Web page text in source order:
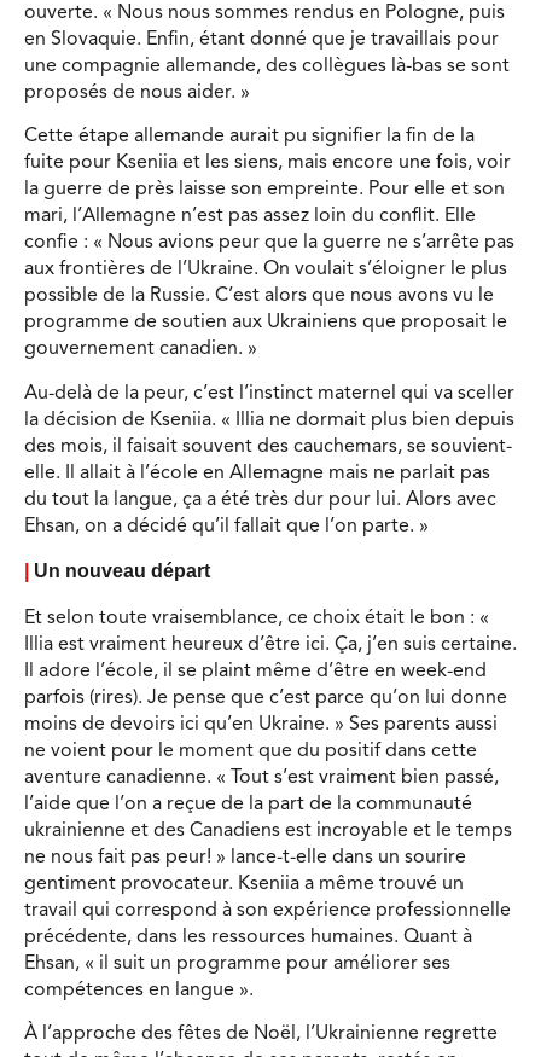
ouverte. « Nous nous sommes rendus en Pologne, puis
en Slovaquie. Enfin, étant donné que je travaillais pour
une compagnie allemande, des collègues là-bas se sont
proposés de nous aider. »
Cette étape allemande aurait pu signifier la fin de la
fuite pour Kseniia et les siens, mais encore une fois, voir
la guerre de près laisse son empreinte. Pour elle et son
mari, l’Allemagne n’est pas assez loin du conflit. Elle
confie : « Nous avions peur que la guerre ne s’arrête pas
aux frontières de l’Ukraine. On voulait s’éloigner le plus
possible de la Russie. C’est alors que nous avons vu le
programme de soutien aux Ukrainiens que proposait le
gouvernement canadien. »
Au-delà de la peur, c’est l’instinct maternel qui va sceller
la décision de Kseniia. « Illia ne dormait plus bien depuis
des mois, il faisait souvent des cauchemars, se souvient-
elle. Il allait à l’école en Allemagne mais ne parlait pas
du tout la langue, ça a été très dur pour lui. Alors avec
Ehsan, on a décidé qu’il fallait que l’on parte. »
Un nouveau départ
Et selon toute vraisemblance, ce choix était le bon : «
Illia est vraiment heureux d’être ici. Ça, j’en suis certaine.
Il adore l’école, il se plaint même d’être en week-end
parfois (rires). Je pense que c’est parce qu’on lui donne
moins de devoirs ici qu’en Ukraine. » Ses parents aussi
ne voient pour le moment que du positif dans cette
aventure canadienne. « Tout s’est vraiment bien passé,
l’aide que l’on a reçue de la part de la communauté
ukrainienne et des Canadiens est incroyable et le temps
ne nous fait pas peur! » lance-t-elle dans un sourire
gentiment provocateur. Kseniia a même trouvé un
travail qui correspond à son expérience professionnelle
précédente, dans les ressources humaines. Quant à
Ehsan, « il suit un programme pour améliorer ses
compétences en langue ».
À l’approche des fêtes de Noël, l’Ukrainienne regrette